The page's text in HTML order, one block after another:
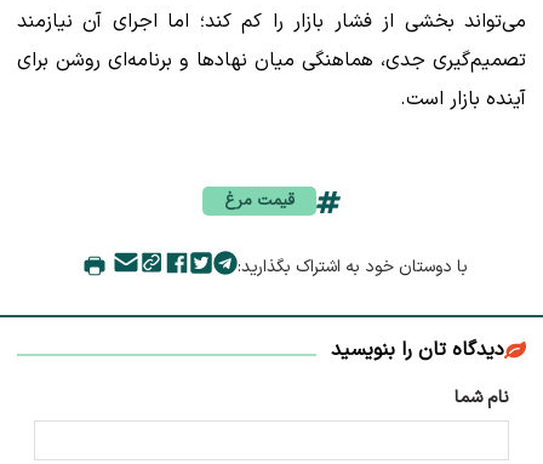
می‌تواند بخشی از فشار بازار را کم کند؛ اما اجرای آن نیازمند
تصمیم‌گیری جدی، هماهنگی میان نهادها و برنامه‌ای روشن برای
آینده بازار است.
قیمت مرغ
با دوستان خود به اشتراک بگذارید:
دیدگاه تان را بنویسید
نام شما